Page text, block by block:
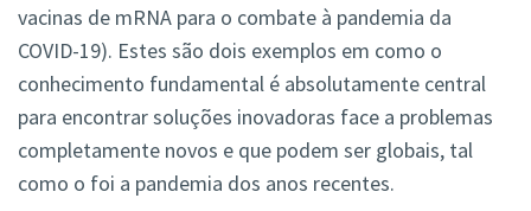
vacinas de mRNA para o combate à pandemia da
COVID-19). Estes são dois exemplos em como o
conhecimento fundamental é absolutamente central
para encontrar soluções inovadoras face a problemas
completamente novos e que podem ser globais, tal
como o foi a pandemia dos anos recentes.